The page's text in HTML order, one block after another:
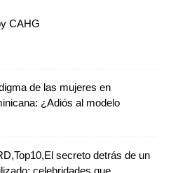
CAHG
de las mujeres en
¿Adiós al modelo
secreto detrás de un
celebridades que